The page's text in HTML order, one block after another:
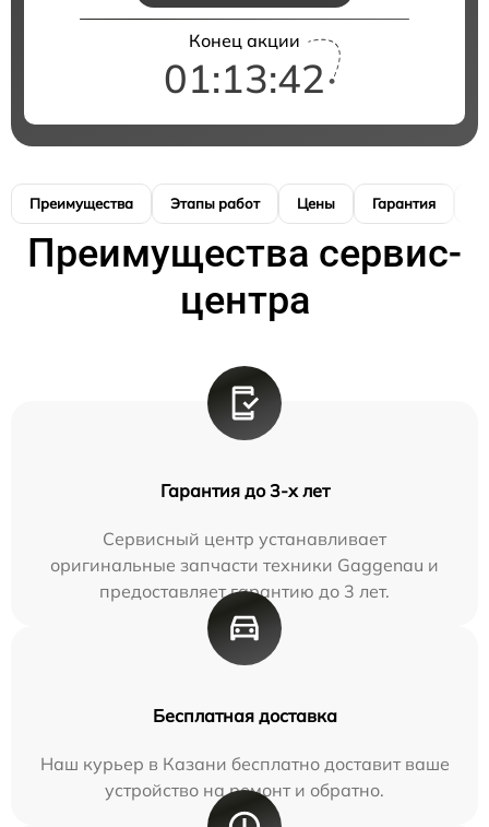
Конец акции
01:13:41
Преимущества Этапы работ Цены Гарантия
Преимущества сервис-
центра
Гарантия до 3-х лет
Сервисный центр устанавливает
оригинальные запчасти техники Gaggenau и
предоставляет гарантию до 3 лет.
Бесплатная доставка
Наш курьер в Казани бесплатно доставит ваше
устройство на ремонт и обратно.